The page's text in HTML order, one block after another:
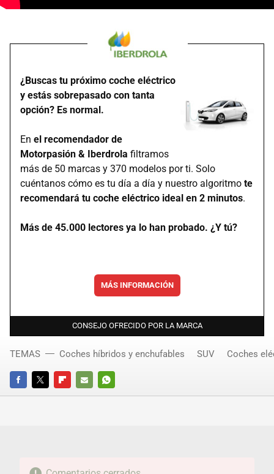
¿Buscas tu próximo coche eléctrico
y estás sobrepasado con tanta
opción? Es normal.
En el recomendador de
Motorpasión & Iberdrola filtramos
más de 50 marcas y 370 modelos por ti. Solo
cuéntanos cómo es tu día a día y nuestro algoritmo te
recomendará tu coche eléctrico ideal en 2 minutos.
Más de 45.000 lectores ya lo han probado. ¿Y tú?
MÁS INFORMACIÓN
CONSEJO OFRECIDO POR LA MARCA
FACEBOOKTWITTERFLIPBOARD
E-
WHATSAPP
TEMAS Coches híbridos y enchufables SUV Coches